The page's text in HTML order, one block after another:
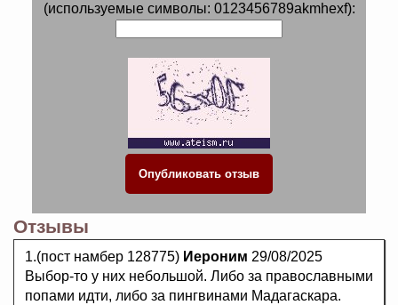
(используемые символы: 0123456789akmhexf):
Отзывы
1.(пост намбер 128775) Иероним 29/08/2025
Выбор-то у них небольшой. Либо за православными
попами идти, либо за пингвинами Мадагаскара.